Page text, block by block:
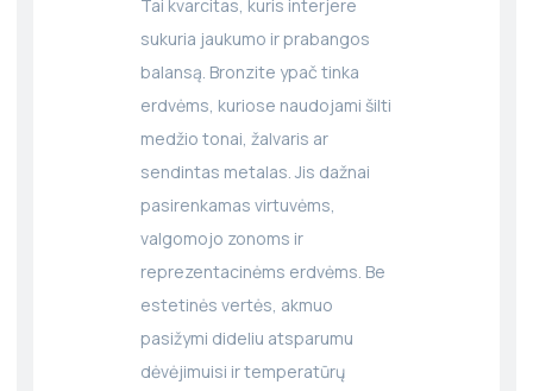
Tai kvarcitas, kuris interjere
sukuria jaukumo ir prabangos
balansą. Bronzite ypač tinka
erdvėms, kuriose naudojami šilti
medžio tonai, žalvaris ar
sendintas metalas. Jis dažnai
pasirenkamas virtuvėms,
valgomojo zonoms ir
reprezentacinėms erdvėms. Be
estetinės vertės, akmuo
pasižymi dideliu atsparumu
dėvėjimuisi ir temperatūrų